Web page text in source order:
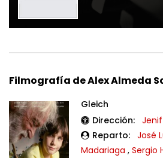
Filmografía de Alex Almeda
Gleich
Dirección:
Reparto: José
Madariaga , Sergio